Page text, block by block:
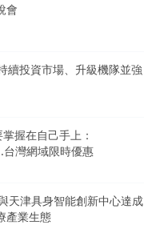
會
續投資市場、升級機隊並強
握在自己手上：
灣網域限時優惠
天津具身智能創新中心達成
產業生態